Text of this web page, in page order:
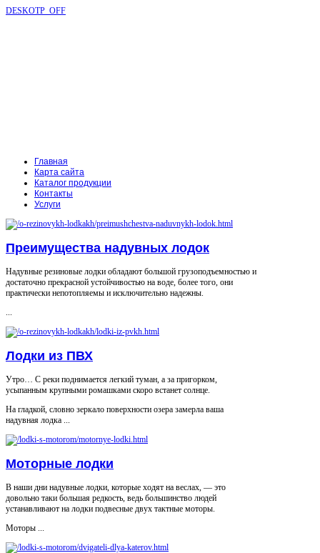
DESKOTP_OFF
Главная
Карта сайта
Каталог продукции
Контакты
Услуги
Преимущества надувных лодок
Надувные резиновые лодки обладают большой грузоподъемностью и
достаточно прекрасной устойчивостью на воде, более того, они
практически непотопляемы и исключительно надежны.
...
Лодки из ПВХ
Утро… С реки поднимается легкий туман, а за пригорком,
усыпанным крупными ромашками скоро встанет солнце.
На гладкой, словно зеркало поверхности озера замерла ваша
надувная лодка ...
Моторные лодки
В наши дни надувные лодки, которые ходят на веслах, — это
довольно таки большая редкость, ведь большинство людей
устанавливают на лодки подвесные двух тактные моторы.
Моторы ...